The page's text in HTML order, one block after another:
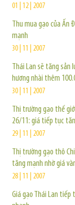
01 | 12 | 2007
Thu mua gạo của Ấn
mạnh
30 | 11 | 2007
Thái Lan sẽ tăng sản
hương nhài thêm
30 | 11 | 2007
Thị trường gạo thế
26/11: giá tiếp tục
29 | 11 | 2007
Thị trường gạo thô
tăng mạnh nhờ giá
28 | 11 | 2007
Giá gạo Thái Lan tiếp